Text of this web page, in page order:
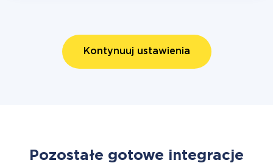
Kontynuuj ustawienia
Pozostałe gotowe integracje